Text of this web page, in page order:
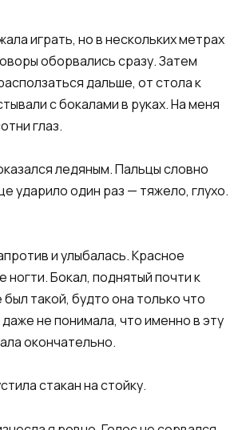
играть, но в нескольких метрах
оборвались сразу. Затем
дальше, от стола к
с бокалами в руках. На меня
глаз.
ледяным. Пальцы словно
ударило один раз — тяжело, глухо.
и улыбалась. Красное
ногти. Бокал, поднятый почти к
был такой, будто она только что
не понимала, что именно в эту
окончательно.
стакан на стойку.